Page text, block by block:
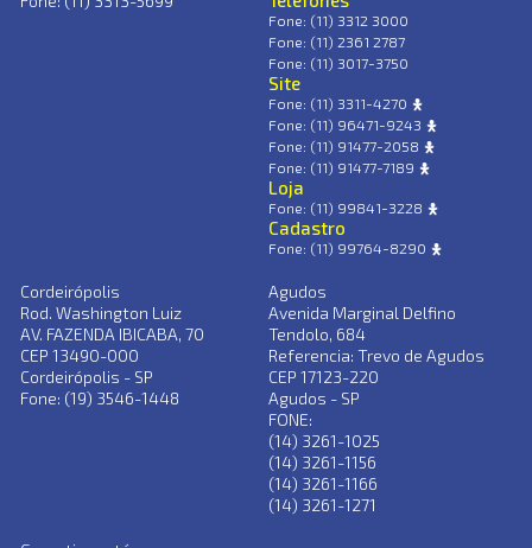
Fone: (11) 3312 3000
Fone: (11) 2361 2787
Fone: (11) 3017-3750
Site
Fone: (11) 3311-4270
Fone: (11) 96471-9243
Fone: (11) 91477-2058
Fone: (11) 91477-7189
Loja
Fone: (11) 99841-3228
Cadastro
Fone: (11) 99764-8290
Cordeirópolis
Rod. Washington Luiz
AV. FAZENDA IBICABA, 70
CEP 13490-000
Cordeirópolis - SP
Fone: (19) 3546-1448
Agudos
Avenida Marginal Delfino
Tendolo, 684
Referencia: Trevo de Agudos
CEP 17123-220
Agudos - SP
FONE:
(14) 3261-1025
(14) 3261-1156
(14) 3261-1166
(14) 3261-1271